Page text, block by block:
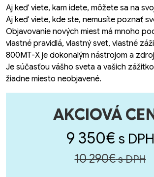
Aj keď viete, kam idete, môžete sa na
Aj keď viete, kde ste, nemusíte poznať
Objavovanie nových miest má mnoho
vlastné pravidlá, vlastný svet, vlastné
800MT-X je dokonalým nástrojom a
Je súčasťou vášho sveta a vašich
žiadne miesto neobjavené.
AKCIOVÁ
9 350€ s DPH
10 290€s DPH